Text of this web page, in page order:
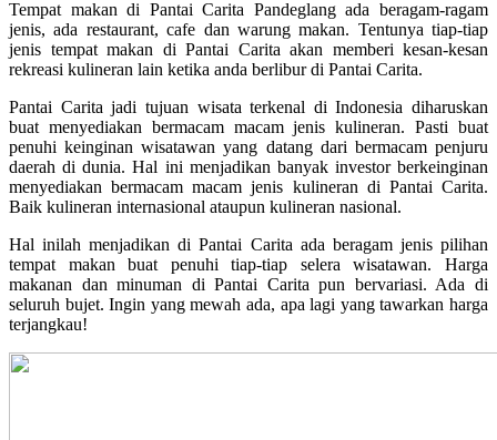
Tempat makan di Pantai Carita Pandeglang ada beragam-ragam
jenis, ada restaurant, cafe dan warung makan. Tentunya tiap-tiap
jenis tempat makan di Pantai Carita akan memberi kesan-kesan
rekreasi kulineran lain ketika anda berlibur di Pantai Carita.
Pantai Carita jadi tujuan wisata terkenal di Indonesia diharuskan
buat menyediakan bermacam macam jenis kulineran. Pasti buat
penuhi keinginan wisatawan yang datang dari bermacam penjuru
daerah di dunia. Hal ini menjadikan banyak investor berkeinginan
menyediakan bermacam macam jenis kulineran di Pantai Carita.
Baik kulineran internasional ataupun kulineran nasional.
Hal inilah menjadikan di Pantai Carita ada beragam jenis pilihan
tempat makan buat penuhi tiap-tiap selera wisatawan. Harga
makanan dan minuman di Pantai Carita pun bervariasi. Ada di
seluruh bujet. Ingin yang mewah ada, apa lagi yang tawarkan harga
terjangkau!